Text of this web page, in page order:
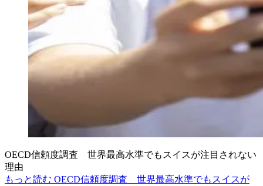
OECD信頼度調査 世界最高水準でもスイスが注目されない
理由
もっと読む OECD信頼度調査 世界最高水準でもスイスが